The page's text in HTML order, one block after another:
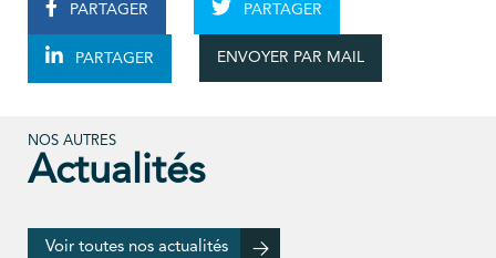
PARTAGER PARTAGER
PARTAGER ENVOYER PAR MAIL
NOS AUTRES
Actualités
Voir toutes nos actualités